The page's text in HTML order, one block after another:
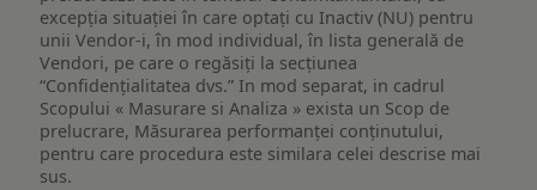
excepția situației în care optați cu Inactiv (NU) pentru
unii Vendor-i, în mod individual, în lista generală de
Vendori, pe care o regăsiți la secțiunea
“Confidențialitatea dvs.” In mod separat, in cadrul
Scopului « Masurare si Analiza » exista un Scop de
prelucrare, Măsurarea performanței conținutului,
pentru care procedura este similara celei descrise mai
sus.